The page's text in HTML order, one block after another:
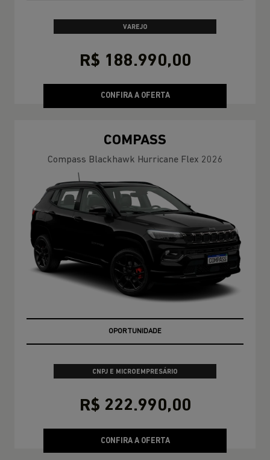
VAREJO
R$ 188.990,00
CONFIRA A OFERTA
COMPASS
Compass Blackhawk Hurricane Flex 2026
MELHOR PREÇO DO RIO DE JANEIRO
CNPJ E MICROEMPRESÁRIO
R$ 222.990,00
CONFIRA A OFERTA